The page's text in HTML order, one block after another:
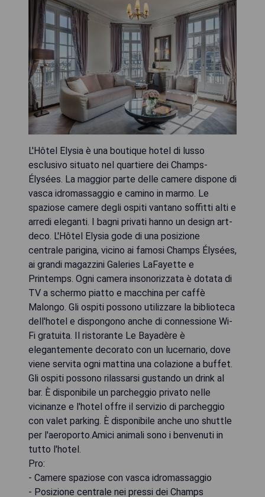
L'Hôtel Elysia è una boutique hotel di lusso
esclusivo situato nel quartiere dei Champs-
Élysées. La maggior parte delle camere dispone di
vasca idromassaggio e camino in marmo. Le
spaziose camere degli ospiti vantano soffitti alti e
arredi eleganti. I bagni privati hanno un design art-
deco. L'Hôtel Elysia gode di una posizione
centrale parigina, vicino ai famosi Champs Élysées,
ai grandi magazzini Galeries LaFayette e
Printemps. Ogni camera insonorizzata è dotata di
TV a schermo piatto e macchina per caffè
Malongo. Gli ospiti possono utilizzare la biblioteca
dell'hotel e dispongono anche di connessione Wi-
Fi gratuita. Il ristorante Le Bayadère è
elegantemente decorato con un lucernario, dove
viene servita ogni mattina una colazione a buffet.
Gli ospiti possono rilassarsi gustando un drink al
bar. È disponibile un parcheggio privato nelle
vicinanze e l'hotel offre il servizio di parcheggio
con valet parking. È disponibile anche uno shuttle
per l'aeroporto.Amici animali sono i benvenuti in
tutto l'hotel.
Pro:
- Camere spaziose con vasca idromassaggio
- Posizione centrale nei pressi dei Champs